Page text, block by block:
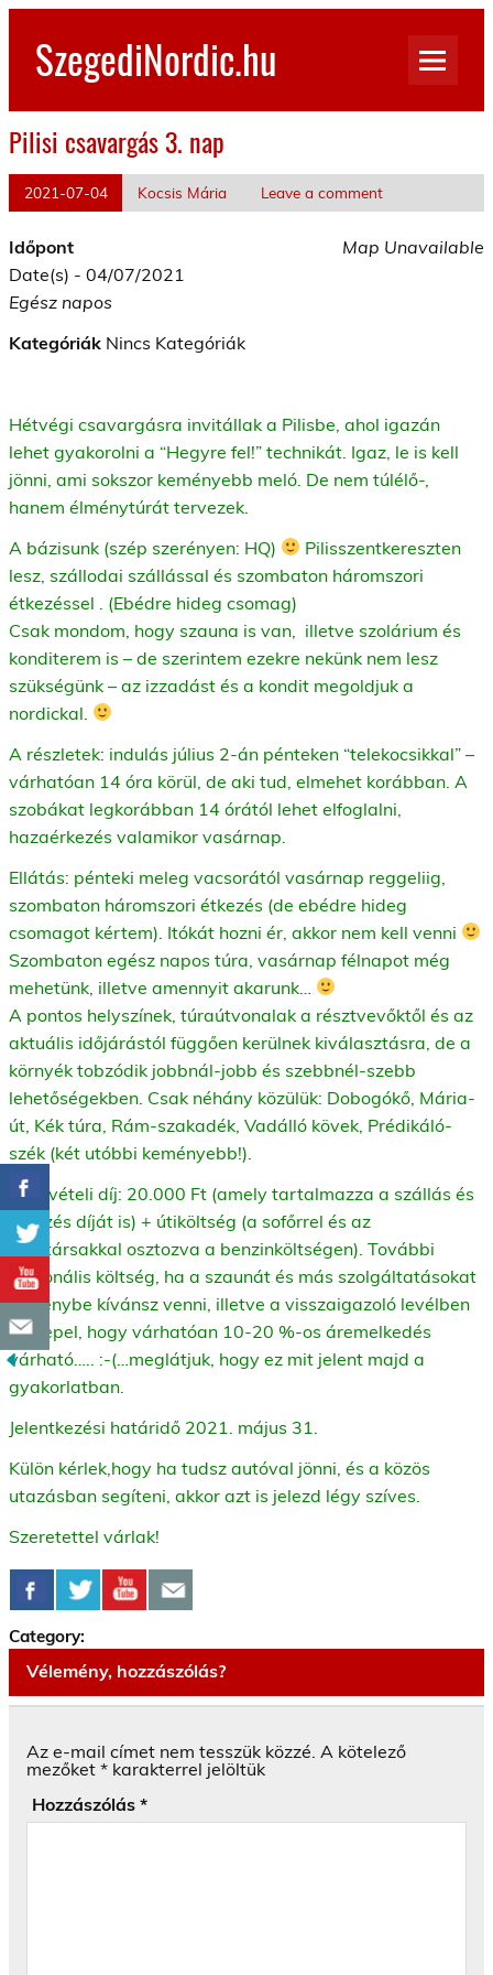
Skip
contentSzegediNordic.hu
Pilisi csavargás 3. nap
2021-07-04 Kocsis Mária Leave a comment
Map Unavailable
Időpont
Date(s) - 04/07/2021
Egész napos
Kategóriák Nincs Kategóriák
Hétvégi csavargásra invitállak a Pilisbe, ahol igazán
lehet gyakorolni a “Hegyre fel!” technikát. Igaz, le is kell
jönni, ami sokszor keményebb meló. De nem túlélő-,
hanem élménytúrát tervezek.
A bázisunk (szép szerényen: HQ)
Pilisszentkereszten
lesz, szállodai szállással és szombaton háromszori
étkezéssel . (Ebédre hideg csomag)
Csak mondom, hogy szauna is van, illetve szolárium és
konditerem is – de szerintem ezekre nekünk nem lesz
szükségünk – az izzadást és a kondit megoldjuk a
nordickal.
A részletek: indulás július 2-án pénteken “telekocsikkal” –
várhatóan 14 óra körül, de aki tud, elmehet korábban. A
szobákat legkorábban 14 órától lehet elfoglalni,
hazaérkezés valamikor vasárnap.
Ellátás: pénteki meleg vacsorától vasárnap reggeliig,
szombaton háromszori étkezés (de ebédre hideg
csomagot kértem). Itókát hozni ér, akkor nem kell venni
Szombaton egész napos túra, vasárnap félnapot még
mehetünk, illetve amennyit akarunk…
A pontos helyszínek, túraútvonalak a résztvevőktől és az
aktuális időjárástól függően kerülnek kiválasztásra, de a
környék tobzódik jobbnál-jobb és szebbnél-szebb
lehetőségekben. Csak néhány közülük: Dobogókő, Mária-
út, Kék túra, Rám-szakadék, Vadálló kövek, Prédikáló-
szék (két utóbbi keményebb!).
Részvételi díj: 20.000 Ft (amely tartalmazza a szállás és
étkezés díját is) + útiköltség (a sofőrrel és az
utastársakkal osztozva a benzinköltségen). További
opcionális költség, ha a szaunát és más szolgáltatásokat
is igénybe kívánsz venni, illetve a visszaigazoló levélben
szerepel, hogy várhatóan 10-20 %-os áremelkedés
várható….. :-(…meglátjuk, hogy ez mit jelent majd a
gyakorlatban.
Jelentkezési határidő 2021. május 31.
Külön kérlek,hogy ha tudsz autóval jönni, és a közös
utazásban segíteni, akkor azt is jelezd légy szíves.
Szeretettel várlak!
Category:
Vélemény, hozzászólás?
Az e-mail címet nem tesszük közzé. A kötelező
mezőket * karakterrel jelöltük
Hozzászólás *